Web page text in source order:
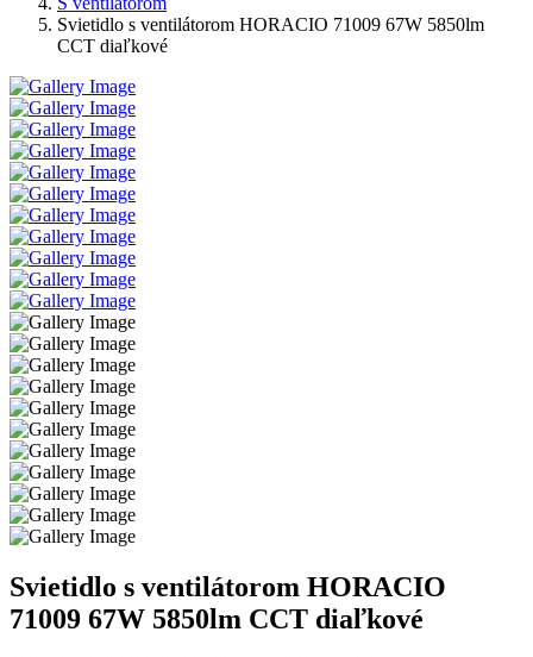
Svietidlo s ventilátorom HORACIO 71009 67W 5850lm
CCT diaľkové
Svietidlo s ventilátorom HORACIO
71009 67W 5850lm CCT diaľkové